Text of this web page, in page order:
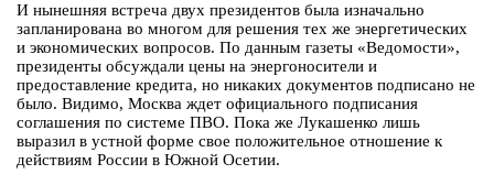
И нынешняя встреча двух президентов была изначально
запланирована во многом для решения тех же энергетических
и экономических вопросов. По данным газеты «Ведомости»,
президенты обсуждали цены на энергоносители и
предоставление кредита, но никаких документов подписано не
было. Видимо, Москва ждет официального подписания
соглашения по системе ПВО. Пока же Лукашенко лишь
выразил в устной форме свое положительное отношение к
действиям России в Южной Осетии.